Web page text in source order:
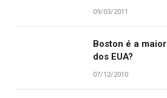
09/03/2011
Boston é a
dos EUA?
07/12/2010